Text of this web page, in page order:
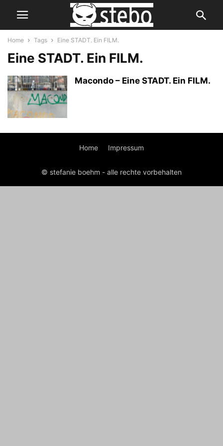
Home Tags Eine STADT. Ein FILM.
Eine STADT. Ein FILM.
Macondo – Eine STADT. Ein FILM.
Home Impressum
© stefanie boehm - alle rechte vorbehalten